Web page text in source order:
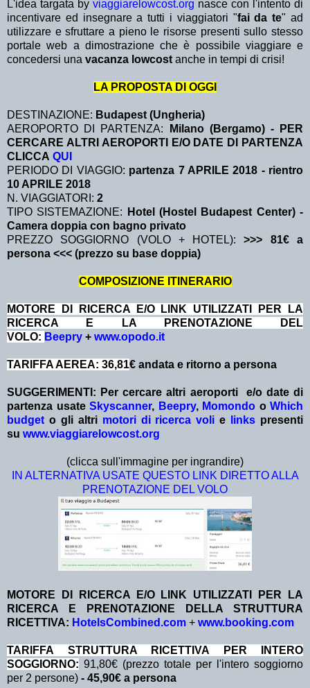
L'idea targata by viaggiarelowcost.org nasce con l'intento di
incentivare ed insegnare a tutti i viaggiatori "fai da te" ad
utilizzare e sfruttare a pieno le risorse presenti sullo stesso
portale web a dimostrazione che è possibile viaggiare e
concedersi una vacanza lowcost anche in tempi di crisi!
LA PROPOSTA DI OGGI
DESTINAZIONE: Budapest (Ungheria)
AEROPORTO DI PARTENZA:
Milano (Bergamo) - PER
CERCARE ALTRI AEROPORTI E/O DATE DI PARTENZA
CLICCA QUI
PERIODO DI VIAGGIO: partenza 7 APRILE 2018 - rientro
10 APRILE 2018
N. VIAGGIATORI: 2
TIPO SISTEMAZIONE:
Hotel (Hostel Budapest Center) -
Camera doppia con bagno privato
PREZZO SOGGIORNO (VOLO + HOTEL):>>> 81€ a
persona <<< (prezzo su base doppia)
COMPOSIZIONE ITINERARIO
MOTORE DI RICERCA E/O LINK UTILIZZATI PER LA
RICERCA E LA PRENOTAZIONE DEL
VOLO: Beepry + www.opodo.it
TARIFFA AEREA: 36,81€ andata e ritorno a persona
SUGGERIMENTI: Per cercare altri aeroporti e/o date di
partenza usate Skyscanner, Beepry, Momondo o Which
budget o gli altri motori di ricerca voli e links presenti
su www.viaggiarelowcost.org
(clicca sull'immagine per ingrandire)
IN ALTERNATIVA USATE QUESTO LINK DIRETTO ALLA
PRENOTAZIONE DEL VOLO
MOTORE DI RICERCA E/O LINK UTILIZZATI PER LA
RICERCA E PRENOTAZIONE DELLA STRUTTURA
RICETTIVA: HotelsCombined.com + www.booking.com
TA RIFFA STRUTTURA RICETTIVA PER INTERO
SOGGIORNO: 91,80€ (prezzo totale per l'intero soggiorno
per 2 persone) - 45,90€ a persona